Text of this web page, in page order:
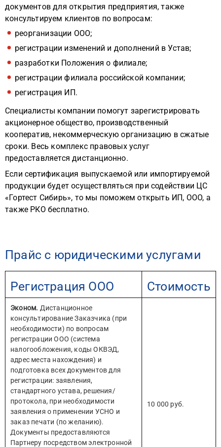
документов для открытия предприятия, также
консультируем клиентов по вопросам:
реорганизации ООО;
регистрации изменений и дополнений в Устав;
разработки Положения о филиале;
регистрации филиала российской компании;
регистрация ИП.
Специалисты компании помогут зарегистрировать
акционерное общество, производственный
кооператив, некоммерческую организацию в сжатые
сроки. Весь комплекс правовых услуг
предоставляется дистанционно.
Если сертификация выпускаемой или импортируемой
продукции будет осуществляться при содействии ЦС
«Гортест Сибирь», то мы поможем открыть ИП, ООО, а
также РКО бесплатно.
Прайс с юридическими услугами
Регистрация ООО Стоимость
Эконом. Дистанционное
консультирование Заказчика (при
необходимости) по вопросам
регистрации ООО (система
налогообложения, коды ОКВЭД,
адрес места нахождения) и
подготовка всех документов для
регистрации: заявления,
стандартного устава, решения/
протокола, при необходимости
заявления о применении УСНО и
заказ печати (по желанию).
Документы предоставляются
Партнеру посредством электронной
10 000 руб.